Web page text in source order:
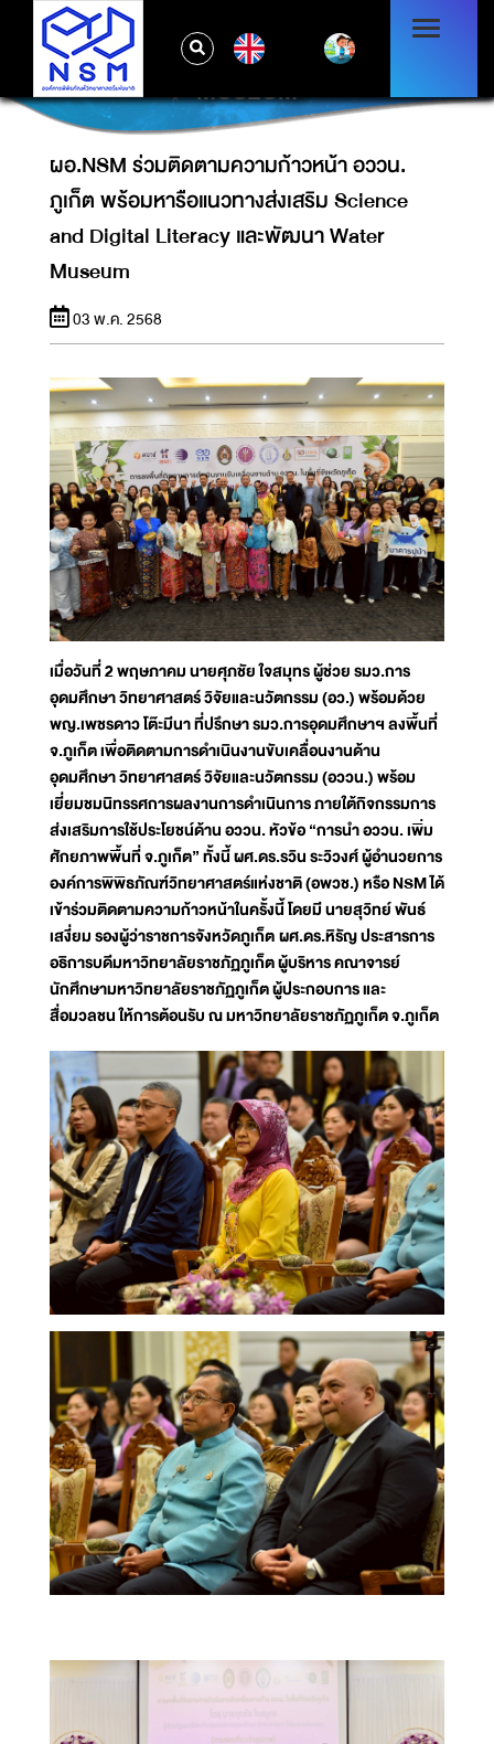
ผอ.NSM ร่วมติดตามความก้าวหน้า อววน.
ภูเก็ต พร้อมหารือแนวทางส่งเสริม SCIENCE
AND DIGITAL LITERACY และพัฒนา WATER
MUSEUM
ผอ.NSM ร่วมติดตามความก้าวหน้า อววน.
ภูเก็ต พร้อมหารือแนวทางส่งเสริม Science
and Digital Literacy และพัฒนา Water
Museum
03 พ.ค. 2568
เมื่อวันที่ 2 พฤษภาคม นายศุภชัย ใจสมุทร ผู้ช่วย รมว.การ
อุดมศึกษา วิทยาศาสตร์ วิจัยและนวัตกรรม (อว.) พร้อมด้วย
พญ.เพชรดาว โต๊ะมีนา ที่ปรึกษา รมว.การอุดมศึกษาฯ ลงพื้นที่
จ.ภูเก็ต เพื่อติดตามการดำเนินงานขับเคลื่อนงานด้าน
อุดมศึกษา วิทยาศาสตร์ วิจัยและนวัตกรรม (อววน.) พร้อม
เยี่ยมชมนิทรรศการผลงานการดำเนินการ ภายใต้กิจกรรมการ
ส่งเสริมการใช้ประโยชน์ด้าน อววน. หัวข้อ “การนำ อววน. เพิ่ม
ศักยภาพพื้นที่ จ.ภูเก็ต” ทั้งนี้ ผศ.ดร.รวิน ระวิวงศ์ ผู้อำนวยการ
องค์การพิพิธภัณฑ์วิทยาศาสตร์แห่งชาติ (อพวช.) หรือ NSM ได้
เข้าร่วมติดตามความก้าวหน้าในครั้งนี้ โดยมี นายสุวิทย์ พันธ์
เสงี่ยม รองผู้ว่าราชการจังหวัดภูเก็ต ผศ.ดร.หิรัญ ประสารการ
อธิการบดีมหาวิทยาลัยราชภัฏภูเก็ต ผู้บริหาร คณาจารย์
นักศึกษามหาวิทยาลัยราชภัฏภูเก็ต ผู้ประกอบการ และ
สื่อมวลชน ให้การต้อนรับ ณ มหาวิทยาลัยราชภัฏภูเก็ต จ.ภูเก็ต